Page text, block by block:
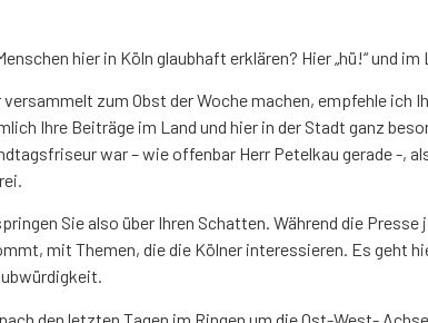
hier in Köln glaubhaft erklären? Hier „hü!“ und im
zum Obst der Woche machen, empfehle ich
Ihre Beiträge im Land und hier in der Stadt ganz
war – wie offenbar Herr Petelkau gerade -,
Sie also über Ihren Schatten. Während die
mit Themen, die die Kölner interessieren. Es geht
den letzten Tagen im Ringen um die Ost-West-